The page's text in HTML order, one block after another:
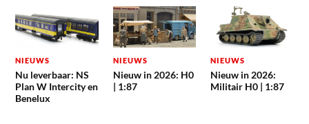
NIEUWS
Nu leverbaar: NS
Plan W Intercity en
Benelux
NIEUWS
Nieuw in 2026: H0
| 1:87
NIEUWS
Nieuw in 2026:
Militair H0 | 1:87